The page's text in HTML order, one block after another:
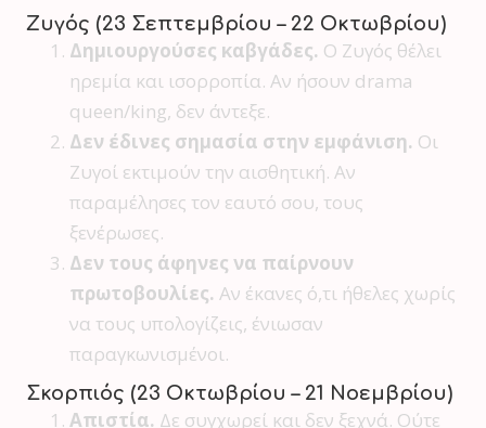
Ζυγός (23 Σεπτεμβρίου – 22 Οκτωβρίου)
Δημιουργούσες καβγάδες. Ο Ζυγός θέλει
ηρεμία και ισορροπία. Αν ήσουν drama
queen/king, δεν άντεξε.
Δεν έδινες σημασία στην εμφάνιση. Οι
Ζυγοί εκτιμούν την αισθητική. Αν
παραμέλησες τον εαυτό σου, τους
ξενέρωσες.
Δεν τους άφηνες να παίρνουν
πρωτοβουλίες. Αν έκανες ό,τι ήθελες χωρίς
να τους υπολογίζεις, ένιωσαν
παραγκωνισμένοι.
Σκορπιός (23 Οκτωβρίου – 21 Νοεμβρίου)
Απιστία. Δε συγχωρεί και δεν ξεχνά. Ούτε